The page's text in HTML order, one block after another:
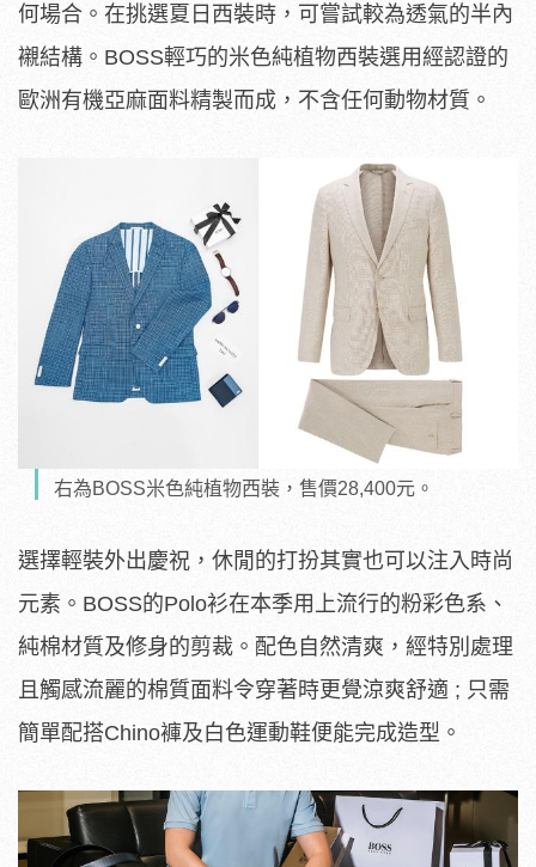
何場合。在挑選夏日西裝時，可嘗試較為透氣的半內
襯結構。BOSS輕巧的米色純植物西裝選用經認證的
歐洲有機亞麻面料精製而成，不含任何動物材質。
右為BOSS米色純植物西裝，售價28,400元。
選擇輕裝外出慶祝，休閒的打扮其實也可以注入時尚
元素。BOSS的Polo衫在本季用上流行的粉彩色系、
純棉材質及修身的剪裁。配色自然清爽，經特別處理
且觸感流麗的棉質面料令穿著時更覺涼爽舒適 ; 只需
簡單配搭Chino褲及白色運動鞋便能完成造型。